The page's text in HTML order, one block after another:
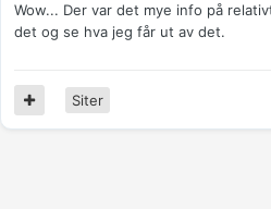
Wow... Der var det mye info på
det og se hva jeg får ut av det.
Siter